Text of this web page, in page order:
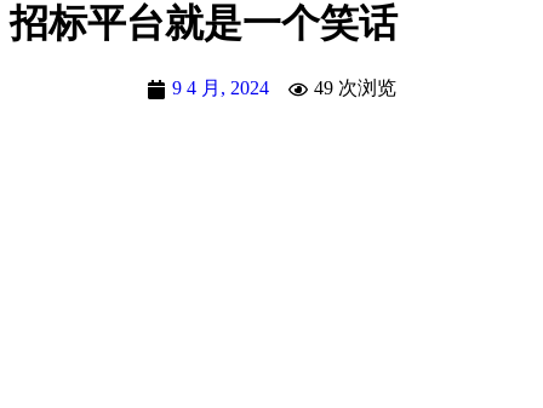
招标平台就是一个笑话
9 4 月, 2024 49 次浏览